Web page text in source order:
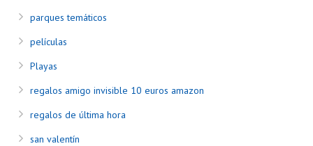
parques temáticos
películas
Playas
regalos amigo invisible 10 euros amazon
regalos de última hora
san valentín